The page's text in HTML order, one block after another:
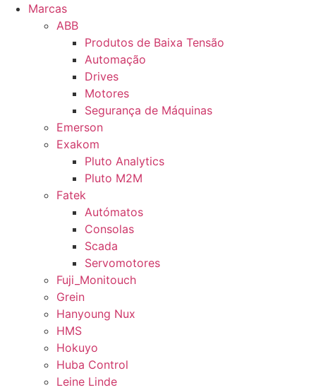
Marcas
ABB
Produtos de Baixa Tensão
Automação
Drives
Motores
Segurança de Máquinas
Emerson
Exakom
Pluto Analytics
Pluto M2M
Fatek
Autómatos
Consolas
Scada
Servomotores
Fuji_Monitouch
Grein
Hanyoung Nux
HMS
Hokuyo
Huba Control
Leine Linde